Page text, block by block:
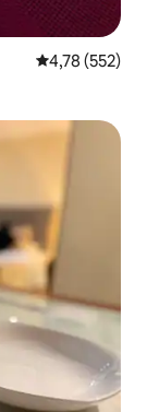
Prosječna
4,78 (552)